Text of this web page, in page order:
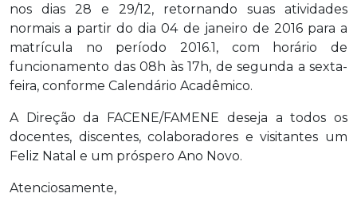
nos dias 28 e 29/12, retornando suas atividades
normais a partir do dia 04 de janeiro de 2016 para a
matrícula no período 2016.1, com horário de
funcionamento das 08h às 17h, de segunda a sexta-
feira, conforme Calendário Acadêmico.
A Direção da FACENE/FAMENE deseja a todos os
docentes, discentes, colaboradores e visitantes um
Feliz Natal e um próspero Ano Novo.
Atenciosamente,